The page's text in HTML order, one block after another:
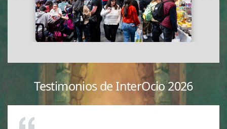
Testimonios de InterOcio 2026